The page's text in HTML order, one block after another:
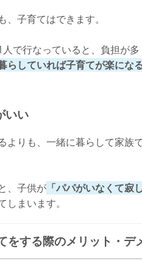
子育てはできます。
で行なっていると、負担が多
らしていれば子育てが楽になる
いい
よりも、一緒に暮らして家族
、子供が 「パパがいなくて寂
しまいます。
をする際のメリット・デ